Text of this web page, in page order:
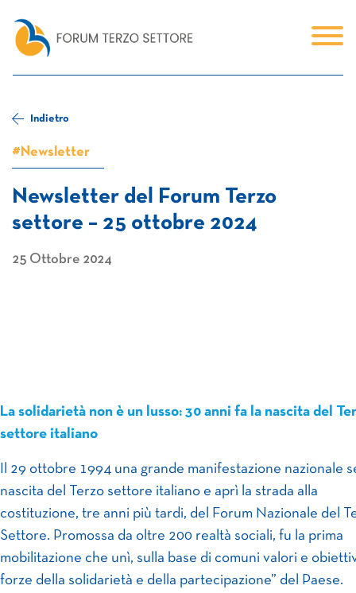
Indietro
#Newsletter
Newsletter del Forum Terzo
settore – 25 ottobre 2024
25 Ottobre 2024
La solidarietà non è un lusso: 30 anni fa la nascita del
settore italiano
Il 29 ottobre 1994 una grande manifestazione nazionale
nascita del Terzo settore italiano e aprì la strada alla
costituzione, tre anni più tardi, del Forum Nazionale del
Settore. Promossa da oltre 200 realtà sociali, fu la prima
mobilitazione che unì, sulla base di comuni valori e
forze della solidarietà e della partecipazione” del Paese.